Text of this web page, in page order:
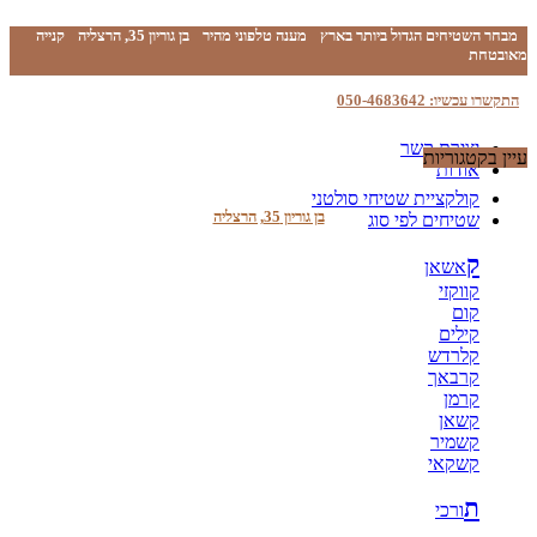
מבחר השטיחים הגדול ביותר בארץ מענה טלפוני מהיר בן גוריון 35, הרצליה
קנייה
מאובטחת
התקשרו עכשיו: 050-4683642
יצירת קשר
אודות
בן גוריון 35, הרצליה
עיין בקטגוריות
קולקציית שטיחי סולטני
שטיחים לפי סוג
קאשאן
קווקזי
קום
קילים
קלרדש
קרבאך
קרמן
קשאן
קשמיר
קשקאי
תורכי